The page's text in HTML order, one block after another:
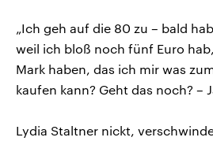
„Ich geh auf die 80 zu – bald
weil ich bloß noch fünf Euro
Mark haben, das ich mir was
kaufen kann? Geht das noch? –
Lydia Staltner nickt,